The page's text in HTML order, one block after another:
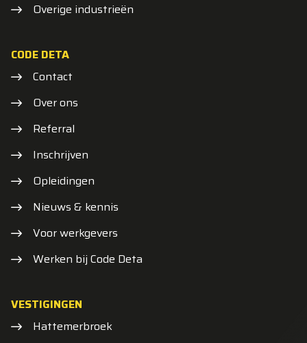
Overige industrieën
CODE DETA
Contact
Over ons
Referral
Inschrijven
Opleidingen
Nieuws & kennis
Voor werkgevers
Werken bij Code Deta
VESTIGINGEN
Hattemerbroek